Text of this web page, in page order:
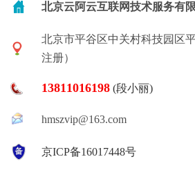
北京云阿云互联网技术服务有
北京市平谷区中关村科技园区
注册）
13811016198 (段小丽)
hmszvip@163.com
京ICP备16017448号